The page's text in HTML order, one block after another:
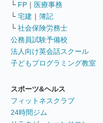
└ FP ｜ 医療事務
└ 宅建 ｜ 簿記
└ 社会保険労務士
公務員試験予備校
法人向け英会話スクール
子どもプログラミング教室
スポーツ&ヘルス
フィットネスクラブ
24時間ジム